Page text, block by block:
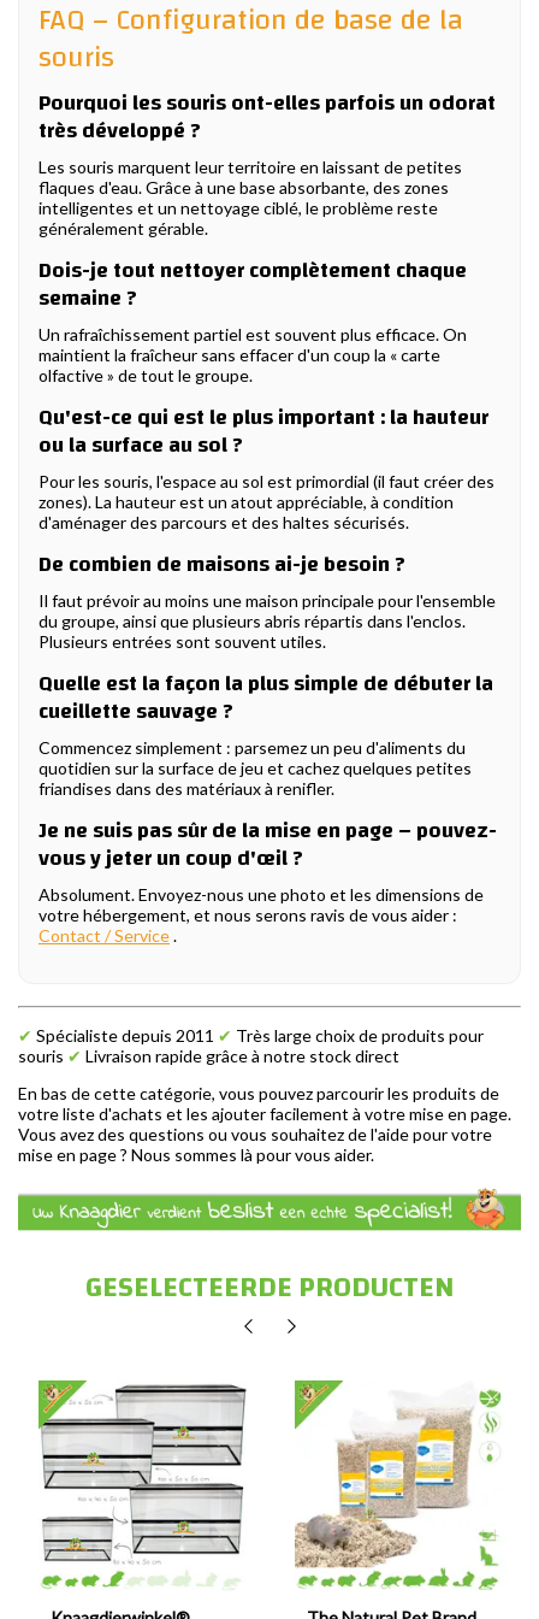
FAQ – Configuration de base de la
souris
Pourquoi les souris ont-elles parfois un odorat
très développé ?
Les souris marquent leur territoire en laissant de petites
flaques d'eau. Grâce à une base absorbante, des zones
intelligentes et un nettoyage ciblé, le problème reste
généralement gérable.
Dois-je tout nettoyer complètement chaque
semaine ?
Un rafraîchissement partiel est souvent plus efficace. On
maintient la fraîcheur sans effacer d'un coup la « carte
olfactive » de tout le groupe.
Qu'est-ce qui est le plus important : la hauteur
ou la surface au sol ?
Pour les souris, l'espace au sol est primordial (il faut créer des
zones). La hauteur est un atout appréciable, à condition
d'aménager des parcours et des haltes sécurisés.
De combien de maisons ai-je besoin ?
Il faut prévoir au moins une maison principale pour l'ensemble
du groupe, ainsi que plusieurs abris répartis dans l'enclos.
Plusieurs entrées sont souvent utiles.
Quelle est la façon la plus simple de débuter la
cueillette sauvage ?
Commencez simplement : parsemez un peu d'aliments du
quotidien sur la surface de jeu et cachez quelques petites
friandises dans des matériaux à renifler.
Je ne suis pas sûr de la mise en page – pouvez-
vous y jeter un coup d'œil ?
Absolument. Envoyez-nous une photo et les dimensions de
votre hébergement, et nous serons ravis de vous aider :
Contact / Service.
✔ Spécialiste depuis 2011 ✔ Très large choix de produits pour
souris ✔ Livraison rapide grâce à notre stock direct
En bas de cette catégorie, vous pouvez parcourir les produits de
votre liste d'achats et les ajouter facilement à votre mise en page.
Vous avez des questions ou vous souhaitez de l'aide pour votre
mise en page ? Nous sommes là pour vous aider.
GESELECTEERDE PRODUCTEN